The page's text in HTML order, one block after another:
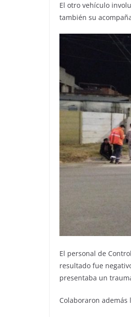
El otro vehículo
también su
El personal de
resultado fue
presentaba un
Colaboraron además